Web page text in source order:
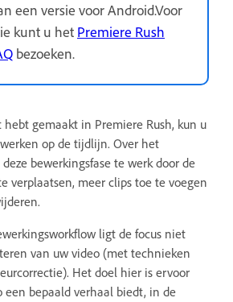
een versie voor Android.Voor
kunt u het Premiere Rush
bezoeken.
gemaakt in Premiere Rush, kun u
op de tijdlijn. Over het
bewerkingsfase te werk door de
verplaatsen, meer clips toe te voegen
ligt de focus niet
van uw video (met technieken
Het doel hier is ervoor
een bepaald verhaal biedt, in de